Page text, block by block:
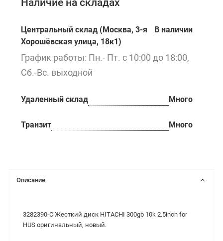
Наличие на складах
Центральный склад (Москва, 3-я
Хорошёвская улица, 18к1)
В наличии
График работы: Пн.- Пт. с 10:00 до 18:00,
Сб.-Вс. выходной
Удаленный склад Много
Транзит Много
Описание
3282390-C Жесткий диск HITACHI 300gb 10k 2.5inch for
HUS оригинальный, новый.